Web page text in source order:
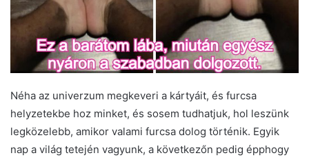
Néha az univerzum megkeveri a kártyáit, és furcsa
helyzetekbe hoz minket, és sosem tudhatjuk, hol leszünk
legközelebb, amikor valami furcsa dolog történik. Egyik
nap a világ tetején vagyunk, a következőn pedig épphogy